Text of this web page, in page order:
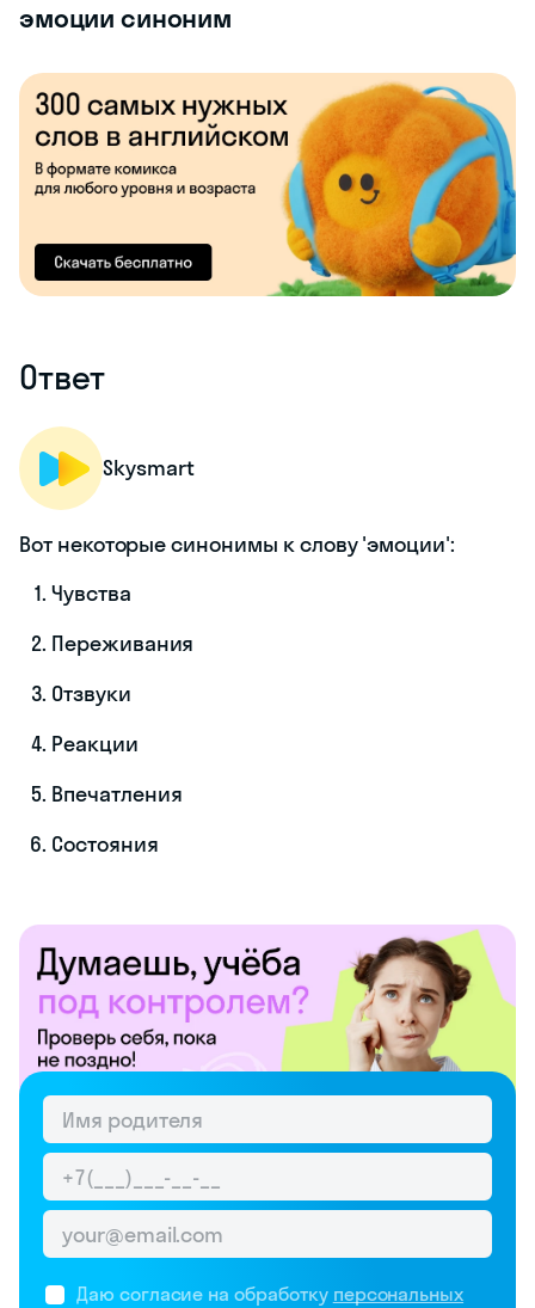
эмоции синоним
Ответ
Skysmart
Вот некоторые синонимы к слову 'эмоции':
Чувства
Переживания
Отзвуки
Реакции
Впечатления
Состояния
Даю согласие на обработку персональных